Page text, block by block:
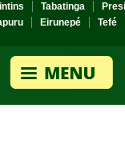
Tabatinga
Eirunepé
Tefé